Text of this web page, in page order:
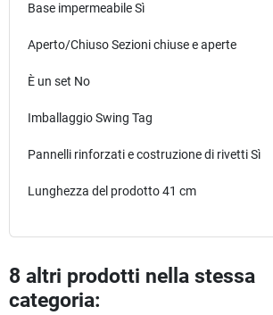
Base impermeabile Sì
Aperto/Chiuso Sezioni chiuse e aperte
È un set No
Imballaggio Swing Tag
Pannelli rinforzati e costruzione di rivetti Sì
Lunghezza del prodotto 41 cm
8 altri prodotti nella stessa
categoria: